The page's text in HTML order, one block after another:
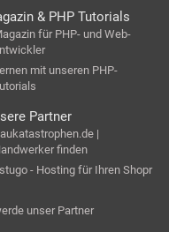
& PHP Tutorials
für PHP- und Web-
mit unseren PHP-
Partner
|
finden
- Hosting für Ihren Shopr
unser Partner